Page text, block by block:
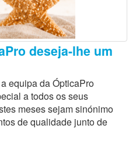
deseja-lhe um
equipa da ÓpticaPro
a todos os seus
meses sejam sinónimo
de qualidade junto de